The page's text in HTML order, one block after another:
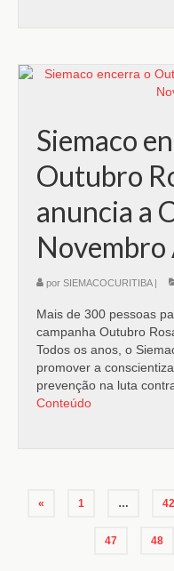
Siemaco
Outubro
anuncia a
Novembro
por SIEMACOCURITIBA|
Mais de 300 pessoas
campanha Outubro
Todos os anos, o
promover a
prevenção na luta
Conteúdo
« 1 … 42
47 48